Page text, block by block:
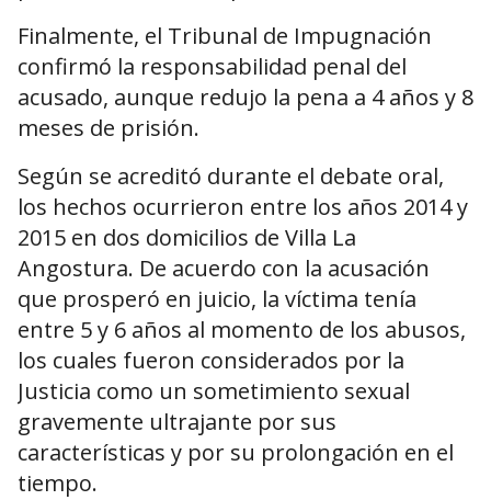
Finalmente, el Tribunal de Impugnación
confirmó la responsabilidad penal del
acusado, aunque redujo la pena a 4 años y 8
meses de prisión.
Según se acreditó durante el debate oral,
los hechos ocurrieron entre los años 2014 y
2015 en dos domicilios de Villa La
Angostura. De acuerdo con la acusación
que prosperó en juicio, la víctima tenía
entre 5 y 6 años al momento de los abusos,
los cuales fueron considerados por la
Justicia como un sometimiento sexual
gravemente ultrajante por sus
características y por su prolongación en el
tiempo.